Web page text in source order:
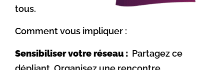
tous.
Comment vous impliquer :
Sensibiliser votre réseau : Partagez ce